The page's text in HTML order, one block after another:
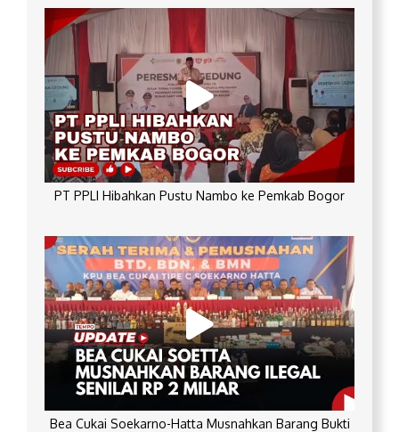
PT PPLI Hibahkan Pustu Nambo ke Pemkab Bogor
Bea Cukai Soekarno-Hatta Musnahkan Barang Bukti